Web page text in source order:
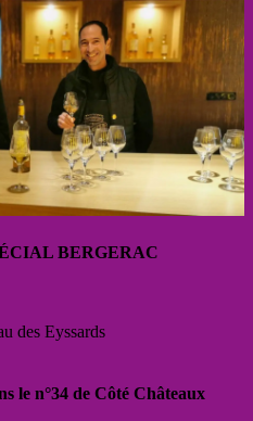
BERGERAC
des Eyssards
le n°34 de Côté Châteaux